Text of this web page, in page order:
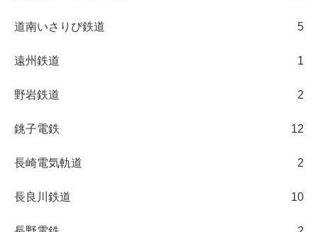
道南いさりび鉄道 5
遠州鉄道 1
野岩鉄道 2
銚子電鉄 12
長崎電気軌道 2
長良川鉄道 10